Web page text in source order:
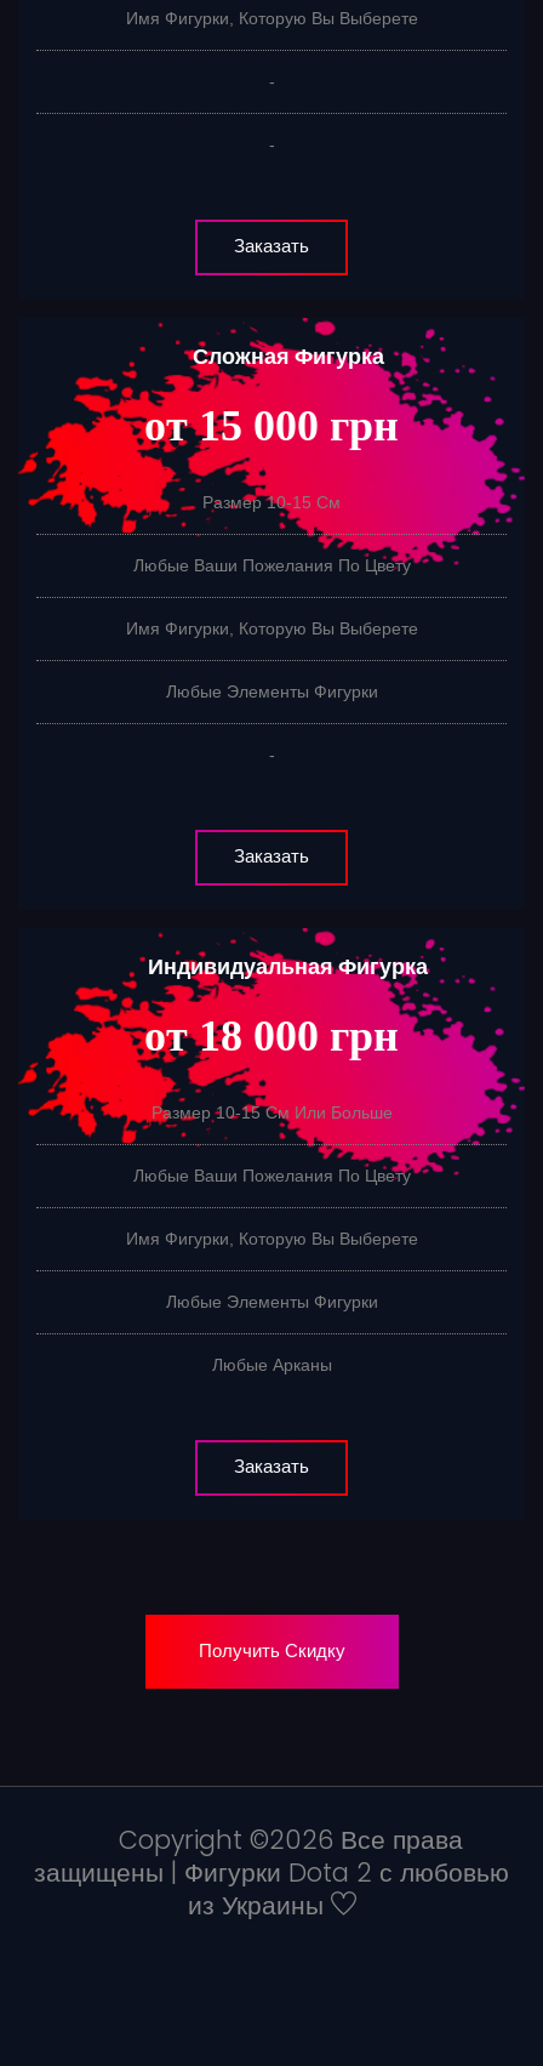
Имя Фигурки, Которую Вы Выберете
-
-
Заказать
Сложная Фигурка
от 15 000 грн
Размер 10-15 См
Любые Ваши Пожелания По Цвету
Имя Фигурки, Которую Вы Выберете
Любые Элементы Фигурки
-
Заказать
Индивидуальная Фигурка
от 18 000 грн
Размер 10-15 См Или Больше
Любые Ваши Пожелания По Цвету
Имя Фигурки, Которую Вы Выберете
Любые Элементы Фигурки
Любые Арканы
Заказать
Получить Скидку
Copyright ©2026 Все права
защищены | Фигурки Dota 2 с любовью
из Украины